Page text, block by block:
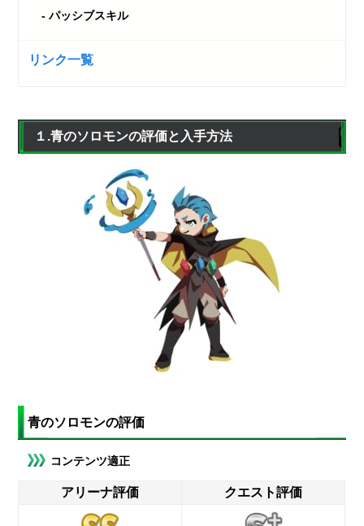
パッシブスキル
リンク一覧
１.青のソロモンの評価と入手方法
青のソロモンの評価
コンテンツ適正
アリーナ評価 クエスト評価